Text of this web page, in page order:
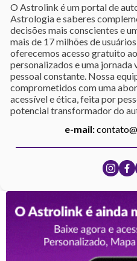
O Astrolink é um portal de
Astrologia e saberes
decisões mais conscientes e
mais de 17 milhões de
oferecemos acesso gratuito
personalizados e uma
pessoal constante. Nossa
comprometidos com uma
acessível e ética, feita por
potencial transformador do
e-mail: